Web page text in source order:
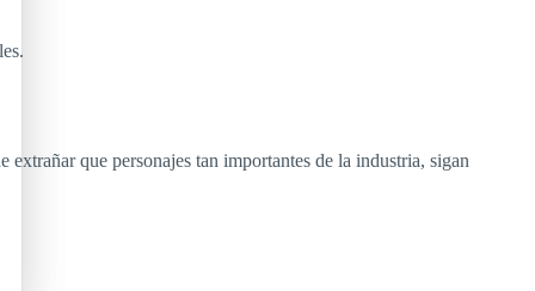
extrañar que personajes tan importantes de la industria, sigan